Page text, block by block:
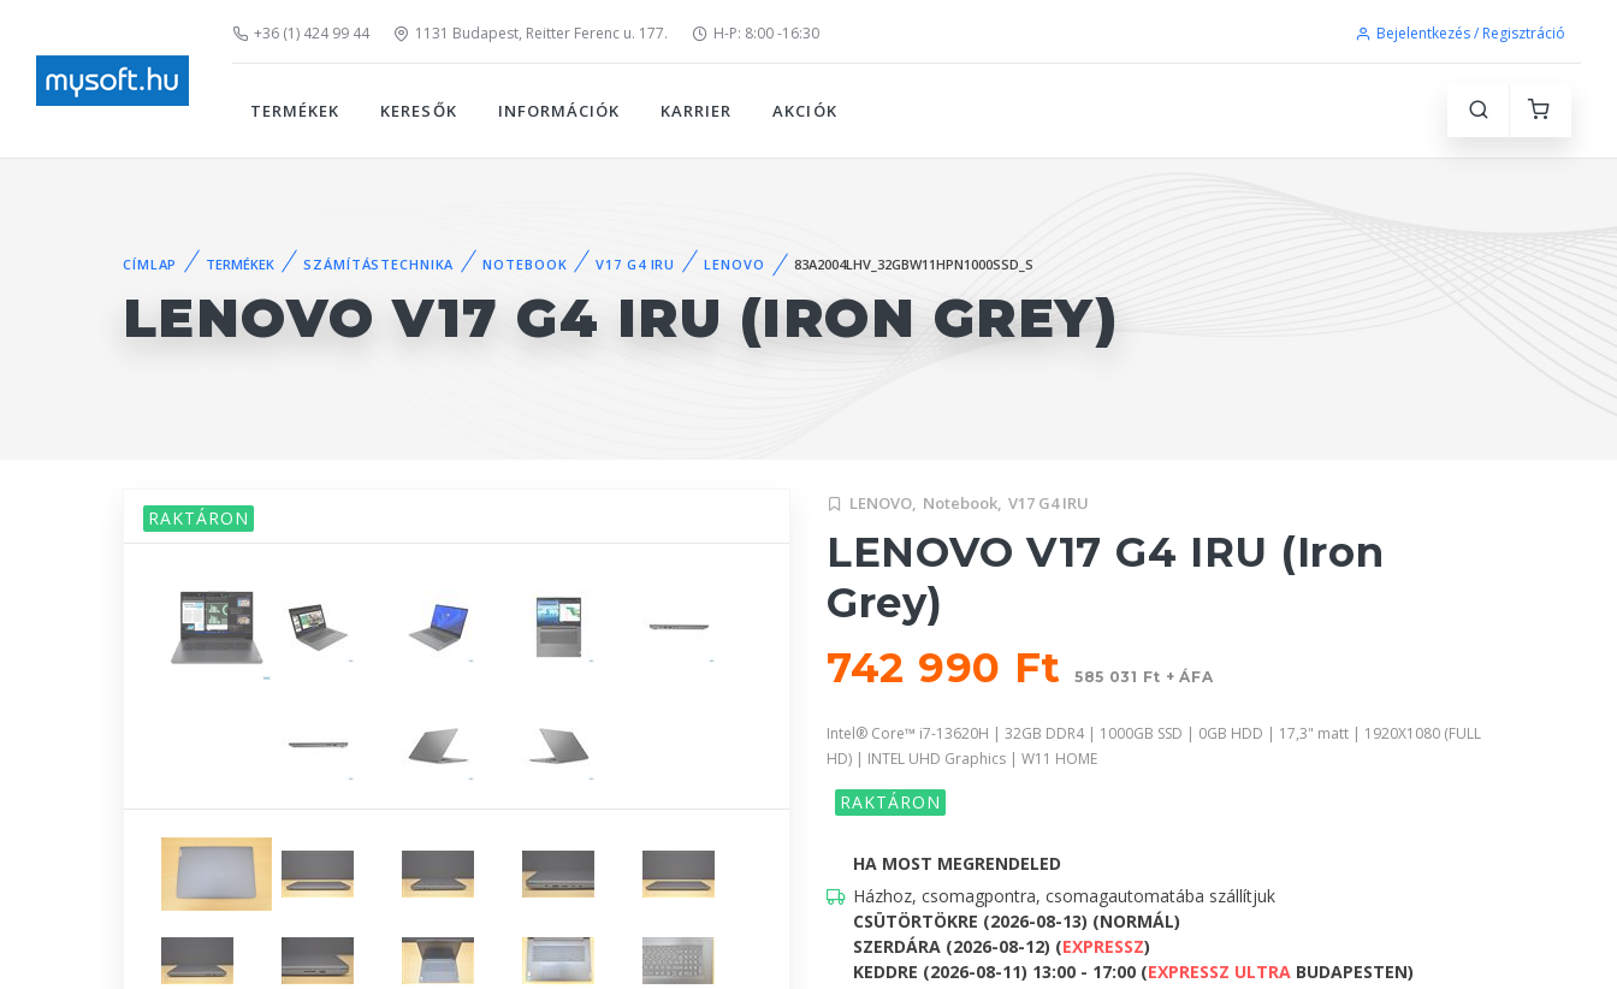
+36 (1) 424 99 44 1131 Budapest, Reitter Ferenc u. 177. H-P: 8:00 -16:30 Bejelentkezés / Regisztráció
TERMÉKEK KERESŐK INFORMÁCIÓK KARRIER AKCIÓK
CÍMLAP TERMÉKEK SZÁMÍTÁSTECHNIKA NOTEBOOK V17 G4 IRU LENOVO 83A2004LHV_32GBW11HPN1000SSD_S
LENOVO V17 G4 IRU (IRON GREY)
RAKTÁRON
LENOVO, Notebook, V17 G4 IRU
LENOVO V17 G4 IRU (Iron
Grey)
742 990 Ft
585 031 Ft + ÁFA
Intel® Core™ i7-13620H | 32GB DDR4 | 1000GB SSD | 0GB HDD | 17,3" matt | 1920X1080 (FULL
HD) | INTEL UHD Graphics | W11 HOME
RAKTÁRON
HA MOST MEGRENDELED
Házhoz, csomagpontra, csomagautomatába szállítjuk
CSÜTÖRTÖKRE (2026-08-13) (NORMÁL)
SZERDÁRA (2026-08-12) (EXPRESSZ)
KEDDRE (2026-08-11) 13:00 - 17:00 (EXPRESSZ ULTRA BUDAPESTEN)